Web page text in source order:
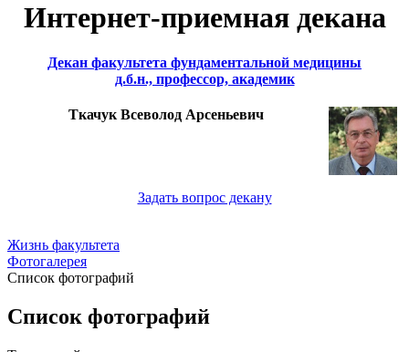
Интернет-приемная декана
Декан факультета фундаментальной медицины
д.б.н., профессор, академик
Ткачук Всеволод Арсеньевич
Задать вопрос декану
Жизнь факультета
Фотогалерея
Список фотографий
Список фотографий